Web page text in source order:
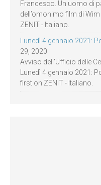
Francesco. Un uomo di
dell’omonimo film di
ZENIT - Italiano.
Lunedì 4 gennaio 2021:
29, 2020
Avviso dell’Ufficio delle
Lunedì 4 gennaio 2021:
first on ZENIT - Italiano.